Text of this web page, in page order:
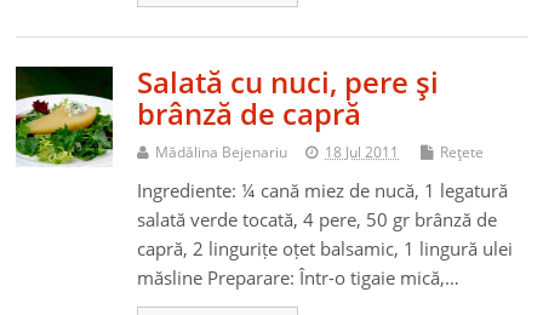
Salată cu nuci, pere şi
brânză de capră
Mădălina Bejenariu 18 Jul 2011 Reţete
Ingrediente: ¼ cană miez de nucă, 1 legatură
salată verde tocată, 4 pere, 50 gr brânză de
capră, 2 lingurițe oțet balsamic, 1 lingură ulei
măsline Preparare: Într-o tigaie mică,…